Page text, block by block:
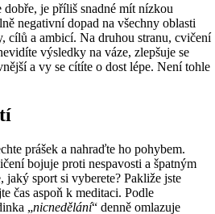
je příliš snadné mít nízkou
negativní dopad na všechny oblasti
cílů a ambicí. Na druhou stranu, cvičení
výsledky na váze, zlepšuje se
a vy se cítíte o dost lépe. Není tohle
prášek a nahraďte ho pohybem.
bojuje proti nespavosti a špatným
sport si vyberete? Pakliže jste
čas aspoň k meditaci. Podle
„nicnedělání“ denně omlazuje